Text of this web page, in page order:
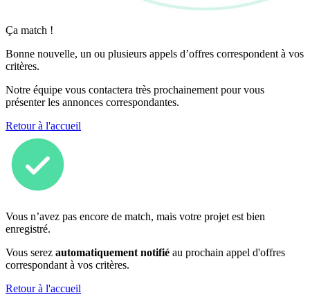
Ça match !
Bonne nouvelle, un ou plusieurs appels d’offres correspondent à vos
critères.
Notre équipe vous contactera très prochainement pour vous
présenter les annonces correspondantes.
Retour à l'accueil
Vous n’avez pas encore de match, mais votre projet est bien
enregistré.
Vous serez automatiquement notifié au prochain appel d'offres
correspondant à vos critères.
Retour à l'accueil